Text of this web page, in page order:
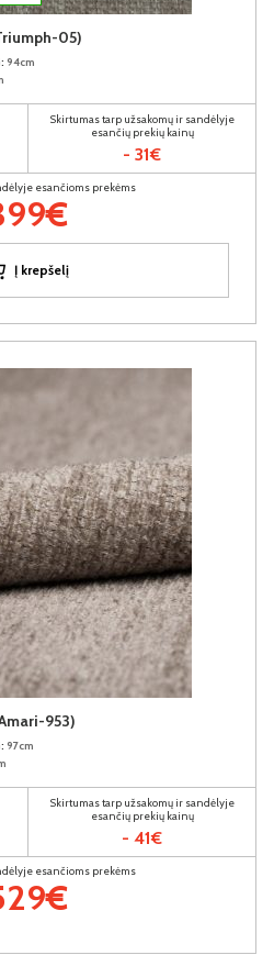
05)
94cm
Skirtumas tarp užsakomų ir sandėlyje
esančių prekių kainų
- 31€
esančioms prekėms
Į krepšelį
953)
97cm
Skirtumas tarp užsakomų ir sandėlyje
esančių prekių kainų
- 41€
esančioms prekėms